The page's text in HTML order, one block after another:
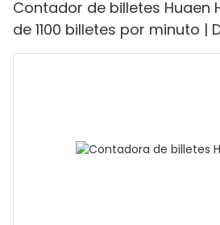
Contador de billetes Huaen
de 1100 billetes por minuto |
UV/magnético/infrarrojo/